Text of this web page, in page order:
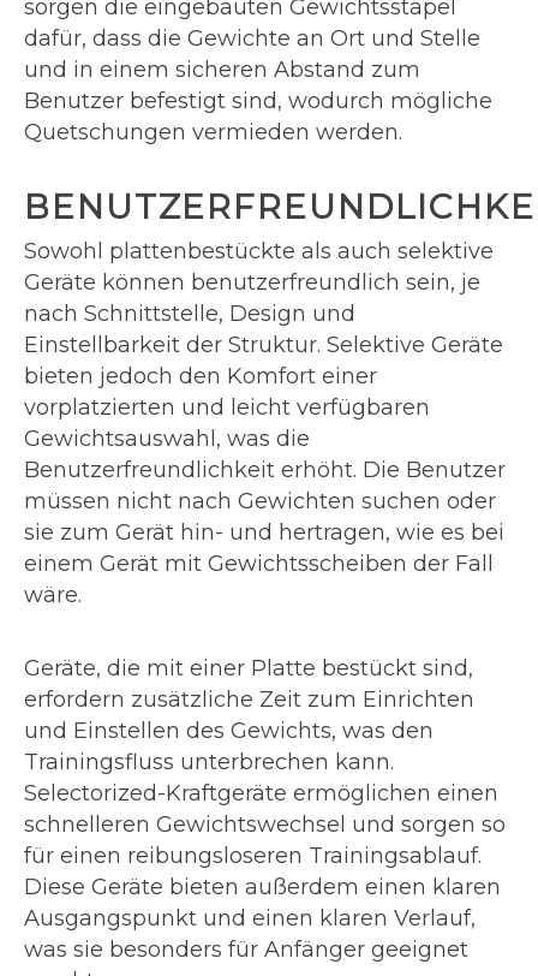
sorgen die eingebauten Gewichtsstapel
dafür, dass die Gewichte an Ort und Stelle
und in einem sicheren Abstand zum
Benutzer befestigt sind, wodurch mögliche
Quetschungen vermieden werden.
Sowohl plattenbestückte als auch selektive
Geräte können benutzerfreundlich sein, je
nach Schnittstelle, Design und
Einstellbarkeit der Struktur. Selektive Geräte
bieten jedoch den Komfort einer
vorplatzierten und leicht verfügbaren
Gewichtsauswahl, was die
Benutzerfreundlichkeit erhöht. Die Benutzer
müssen nicht nach Gewichten suchen oder
sie zum Gerät hin- und hertragen, wie es bei
einem Gerät mit Gewichtsscheiben der Fall
wäre.
Geräte, die mit einer Platte bestückt sind,
erfordern zusätzliche Zeit zum Einrichten
und Einstellen des Gewichts, was den
Trainingsfluss unterbrechen kann.
Selectorized-Kraftgeräte ermöglichen einen
schnelleren Gewichtswechsel und sorgen so
für einen reibungsloseren Trainingsablauf.
Diese Geräte bieten außerdem einen klaren
Ausgangspunkt und einen klaren Verlauf,
was sie besonders für Anfänger geeignet